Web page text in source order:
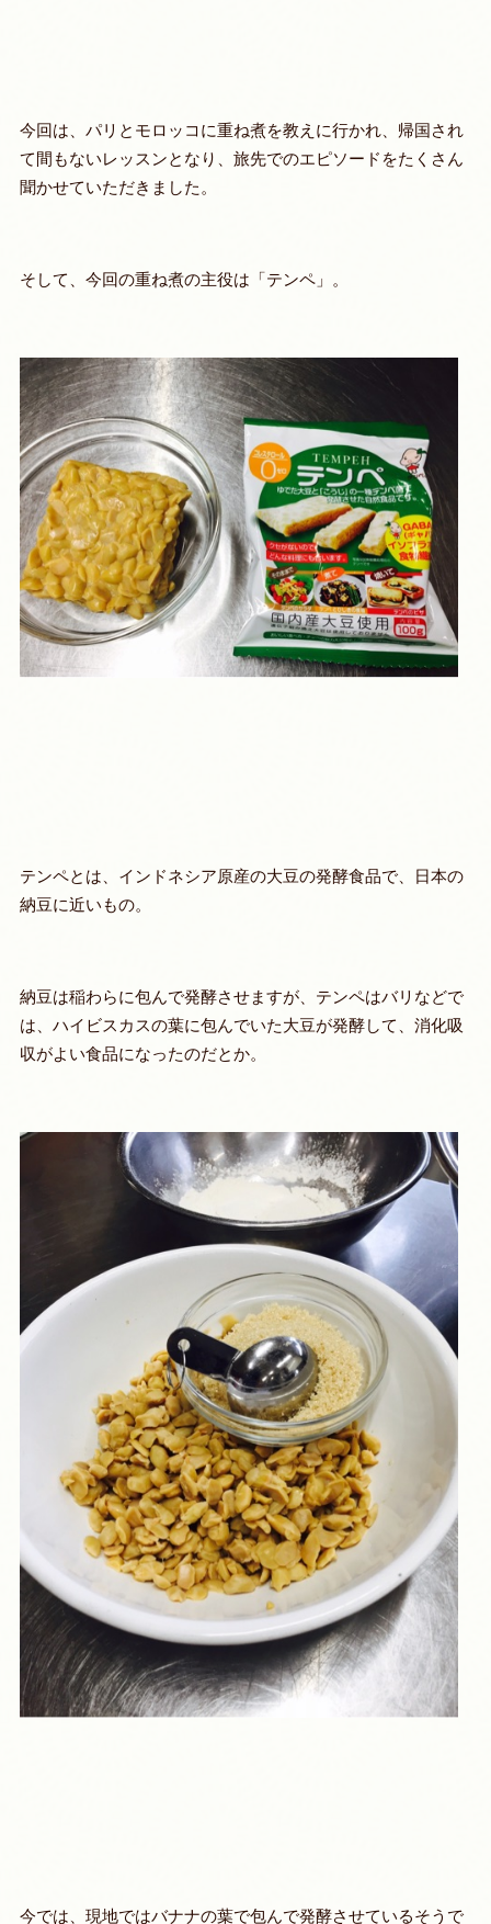
今回は、パリとモロッコに重ね煮を教えに行かれ、帰国され
て間もないレッスンとなり、旅先でのエピソードをたくさん
聞かせていただきました。
そして、今回の重ね煮の主役は「テンペ」。
テンペとは、インドネシア原産の大豆の発酵食品で、日本の
納豆に近いもの。
納豆は稲わらに包んで発酵させますが、テンペはバリなどで
は、ハイビスカスの葉に包んでいた大豆が発酵して、消化吸
収がよい食品になったのだとか。
今では、現地ではバナナの葉で包んで発酵させているそうで